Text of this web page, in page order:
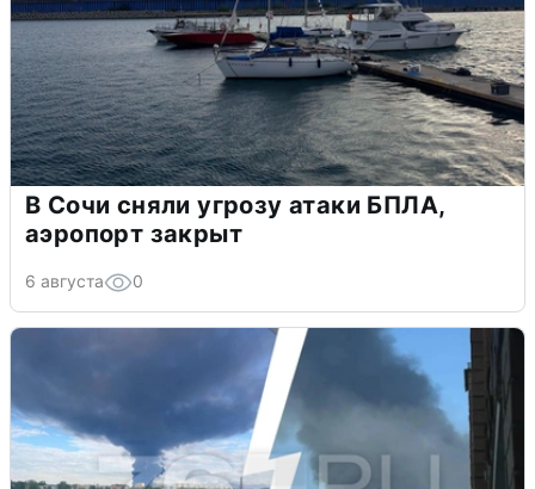
В Сочи сняли угрозу атаки БПЛА,
аэропорт закрыт
6 августа 0